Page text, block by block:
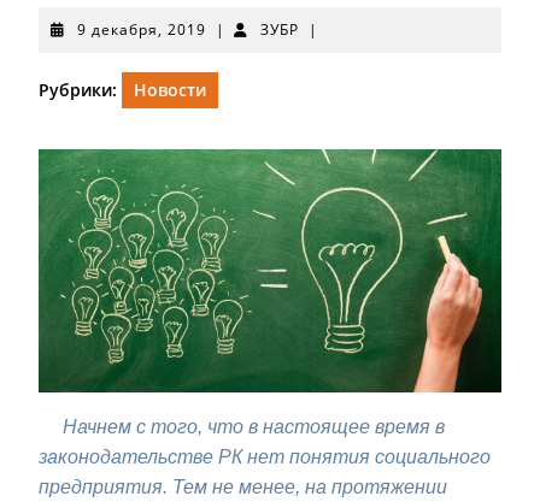
9 декабря, 2019
2019
| ЗУБР ЗУБР
|
Рубрики: Новости
Начнем с того, что в настоящее время в
законодательстве РК нет понятия социального
предприятия. Тем не менее, на протяжении